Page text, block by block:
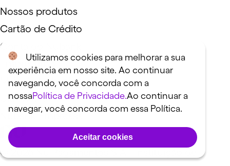
Nossos produtos
Cartão de Crédito
Conta do Nubank
Empréstimo
Mais do Nubank para você
Ultravioleta
Nubank Empresas
©
Utilizamos cookies para melhorar a sua
experiência em nosso site. Ao continuar
navegando, você concorda com a
nossaPolítica de Privacidade.Ao continuar a
navegar, você concorda com essa Política.
Aceitar cookies